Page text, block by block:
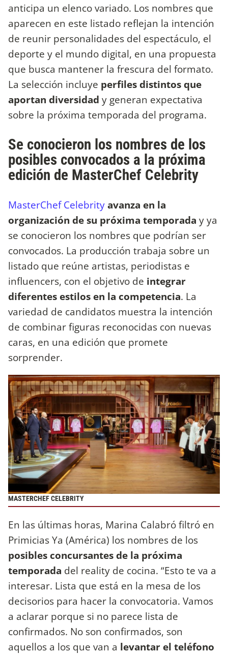
anticipa un elenco variado. Los nombres que
aparecen en este listado reflejan la intención
de reunir personalidades del espectáculo, el
deporte y el mundo digital, en una propuesta
que busca mantener la frescura del formato.
La selección incluye perfiles distintos que
aportan diversidad y generan expectativa
sobre la próxima temporada del programa.
Se conocieron los nombres de los
posibles convocados a la próxima
edición de MasterChef Celebrity
MasterChef Celebrityavanza en la
organización de su próxima temporada y ya
se conocieron los nombres que podrían ser
convocados. La producción trabaja sobre un
listado que reúne artistas, periodistas e
influencers, con el objetivo de integrar
diferentes estilos en la competencia. La
variedad de candidatos muestra la intención
de combinar figuras reconocidas con nuevas
caras, en una edición que promete
sorprender.
MASTERCHEF CELEBRITY
En las últimas horas, Marina Calabró filtró en
Primicias Ya (América) los nombres de los
posibles concursantes de la próxima
temporada del reality de cocina. “Esto te va a
interesar. Lista que está en la mesa de los
decisorios para hacer la convocatoria. Vamos
a aclarar porque si no parece lista de
confirmados. No son confirmados, son
aquellos a los que van a levantar el teléfono